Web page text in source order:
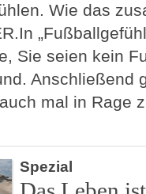
Wie das
Sie seien kein
Anschließend
mal in Rage
Spezial